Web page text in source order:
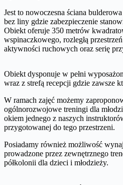
Jest to nowoczesna ściana
bez liny gdzie zabezpieczenie
Obiekt oferuje 350 metrów
wspinaczkowego, rozległą
aktywności ruchowych oraz serię
Obiekt dysponuje w pełni
wraz z strefą recepcji gdzie zawsze
W ramach zajęć możemy
ogólnorozwojowe treningi dla
okiem jednego z naszych
przygotowanej do tego przestrzeni.
Posiadamy również możliwość
prowadzone przez zewnętrznego
półkolonii dla dzieci i młodzieży.